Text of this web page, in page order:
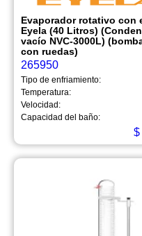
Evaporador rotativo con
Eyela (40 Litros)
vacío NVC-3000L)
con ruedas)
265950
Tipo de enfriamiento:
Temperatura:
Velocidad:
Capacidad del baño:
$